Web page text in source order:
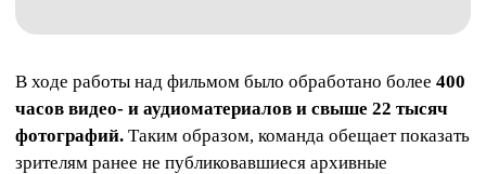
В ходе работы над фильмом было обработано более 400
часов видео- и аудиоматериалов и свыше 22 тысяч
фотографий. Таким образом, команда обещает показать
зрителям ранее не публиковавшиеся архивные